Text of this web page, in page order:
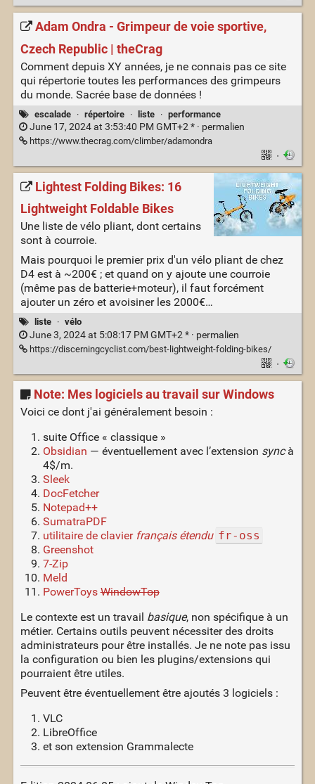
Adam Ondra - Grimpeur de voie sportive,
Czech Republic | theCrag
Comment depuis XY années, je ne connais pas ce site
qui répertorie toutes les performances des grimpeurs
du monde. Sacrée base de données !
escalade · répertoire · liste · performance
June 17, 2024 at 3:53:40 PM GMT+2 * · permalien
https://www.thecrag.com/climber/adamondra
·
Lightest Folding Bikes: 16
Lightweight Foldable Bikes
Une liste de vélo pliant, dont certains
sont à courroie.
Mais pourquoi le premier prix d'un vélo pliant de chez
D4 est à ~200€ ; et quand on y ajoute une courroie
(même pas de batterie+moteur), il faut forcément
ajouter un zéro et avoisiner les 2000€…
liste · vélo
June 3, 2024 at 5:08:17 PM GMT+2 * · permalien
https://discerningcyclist.com/best-lightweight-folding-bikes/
·
Note: Mes logiciels au travail sur Windows
Voici ce dont j'ai généralement besoin :
suite Office « classique »
Obsidian — éventuellement avec l’extension syncà
4$/m.
Sleek
DocFetcher
Notepad++
SumatraPDF
utilitaire de clavier français étendu fr-oss
Greenshot
7-Zip
Meld
PowerToys WindowTop
Le contexte est un travail basique, non spécifique à un
métier. Certains outils peuvent nécessiter des droits
administrateurs pour être installés. Je ne note pas issu
la configuration ou bien les plugins/extensions qui
pourraient être utiles.
Peuvent être éventuellement être ajoutés 3 logiciels :
VLC
LibreOffice
et son extension Grammalecte